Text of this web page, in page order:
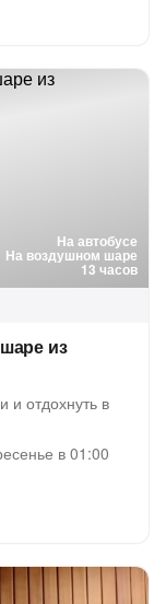
На автобусе
На воздушном шаре
13 часов
из
и отдохнуть в
в 01:00